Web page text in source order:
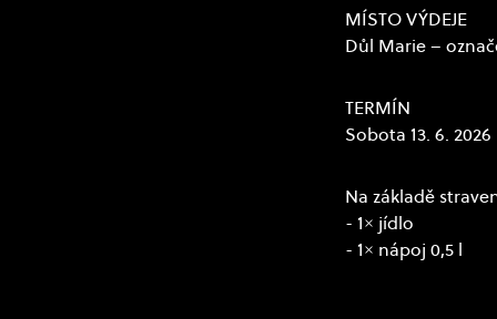
MÍSTO VÝDEJE
Důl Marie –
TERMÍN
Sobota 13. 6. 2026
Na základě
- 1× jídlo
- 1× nápoj 0,5 l